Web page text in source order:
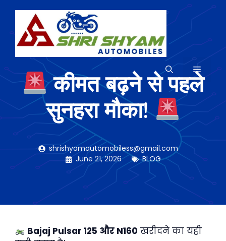
content
MENU
कीमत बढ़ने से पहले
सुनहरा मौका!
shrishyamautomobiless@gmail.com
June 21, 2026
BLOG
Bajaj Pulsar 125 और N160 खरीदने का यही